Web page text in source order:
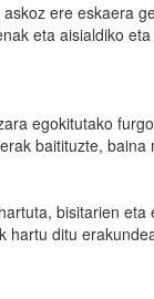
ere eskaera
eta aisialdiko
egokitutako
baitituzte, baina
bisitarien
hartu ditu